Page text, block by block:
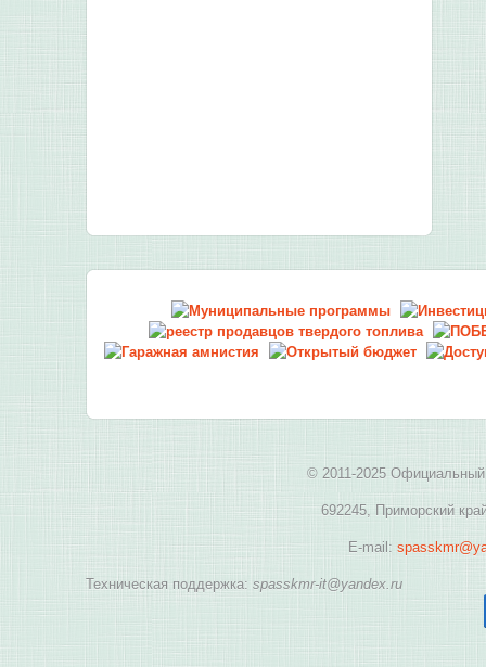
© 2011-2025 Официальный
692245, Приморский
E-mail:
Техническая поддержка: spasskmr-it@yandex.ru